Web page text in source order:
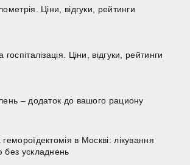
Ціни, відгуки, рейтинги
госпіталізація. Ціни, відгуки, рейтинги
– додаток до вашого рациону
в Москві: лікування
без ускладнень